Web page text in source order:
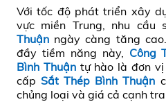
Với tốc độ phát triển xây
vực miền Trung, nhu cầu
Thuận ngày càng tăng
đầy tiềm năng này, Công
Bình Thuậntự hào là đơn vị
cấpSắt Thép Bình Thuận
chủng loại và giá cả cạnh